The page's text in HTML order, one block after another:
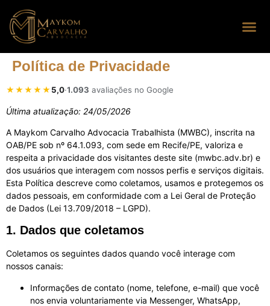
Política de Privacidade
★★★★★5,0·1.093 avaliações no Google
Última atualização: 24/05/2026
A Maykom Carvalho Advocacia Trabalhista (MWBC), inscrita na
OAB/PE sob nº 64.1.093, com sede em Recife/PE, valoriza e
respeita a privacidade dos visitantes deste site (mwbc.adv.br) e
dos usuários que interagem com nossos perfis e serviços digitais.
Esta Política descreve como coletamos, usamos e protegemos os
dados pessoais, em conformidade com a Lei Geral de Proteção
de Dados (Lei 13.709/2018 – LGPD).
1. Dados que coletamos
Coletamos os seguintes dados quando você interage com
nossos canais:
Informações de contato (nome, telefone, e-mail) que você
nos envia voluntariamente via Messenger, WhatsApp,